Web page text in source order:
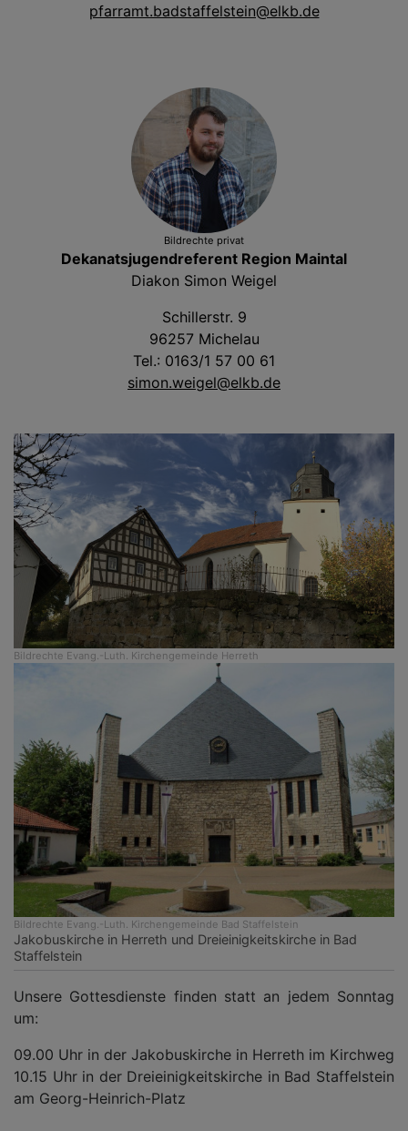
pfarramt.badstaffelstein@elkb.de
Bildrechte privat
Dekanatsjugendreferent Region Maintal
Diakon Simon Weigel
Schillerstr. 9
96257 Michelau
Tel.: 0163/1 57 00 61
simon.weigel@elkb.de
Bildrechte Evang.-Luth. Kirchengemeinde Herreth
Bildrechte Evang.-Luth. Kirchengemeinde Bad Staffelstein
Jakobuskirche in Herreth und Dreieinigkeitskirche in Bad
Staffelstein
Unsere Gottesdienste finden statt an jedem Sonntag
um:
09.00 Uhr in der Jakobuskirche in Herreth im Kirchweg
10.15 Uhr in der Dreieinigkeitskirche in Bad Staffelstein
am Georg-Heinrich-Platz